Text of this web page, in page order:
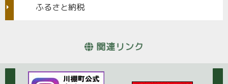
ふるさと納税
関連リンク